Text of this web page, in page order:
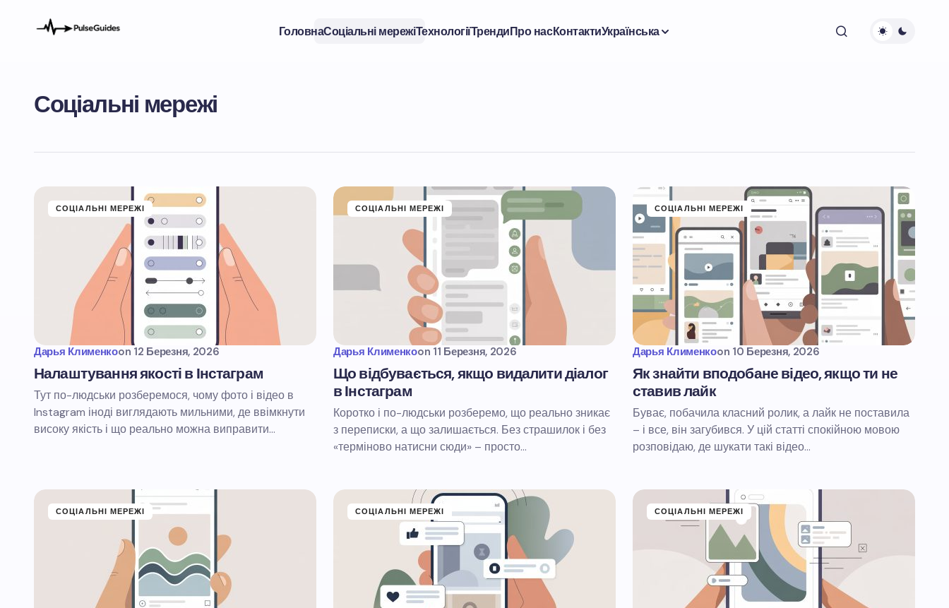
ГоловнаСоціальні мережіТехнологіїТрендиПро насКонтактиУкраїнська
Соціальні мережі
СОЦІАЛЬНІ МЕРЕЖІ
Дарья Клименкоon 12 Березня, 2026
Налаштування якості в Інстаграм
Тут по-людськи розберемося, чому фото і відео в
Instagram іноді виглядають мильними, де ввімкнути
високу якість і що реально можна виправити…
СОЦІАЛЬНІ МЕРЕЖІ
Дарья Клименкоon 11 Березня, 2026
Що відбувається, якщо видалити діалог
в Інстаграм
Коротко і по-людськи розберемо, що реально зникає
з переписки, а що залишається. Без страшилок і без
«терміново натисни сюди» – просто…
СОЦІАЛЬНІ МЕРЕЖІ
Дарья Клименкоon 10 Березня, 2026
Як знайти вподобане відео, якщо ти не
ставив лайк
Буває, побачила класний ролик, а лайк не поставила
– і все, він загубився. У цій статті спокійною мовою
розповідаю, де шукати такі відео…
СОЦІАЛЬНІ МЕРЕЖІ СОЦІАЛЬНІ МЕРЕЖІ СОЦІАЛЬНІ МЕРЕЖІ